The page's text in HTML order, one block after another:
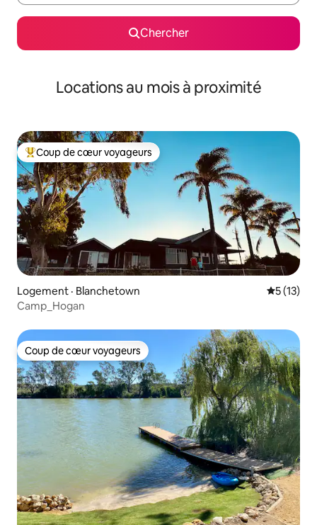
Chercher
Locations au mois à proximité
Coup de cœur voyageurs parmi les plus aimés
Coup de cœur voyageurs
Logement · Blanchetown Note
5 (13)
Camp_Hogan
Coup de cœur voyageurs
Coup de cœur voyageurs